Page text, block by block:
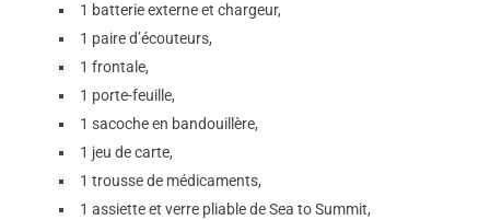
1 batterie externe et chargeur,
1 paire d’écouteurs,
1 frontale,
1 porte-feuille,
1 sacoche en bandouillère,
1 jeu de carte,
1 trousse de médicaments,
1 assiette et verre pliable de Sea to Summit,